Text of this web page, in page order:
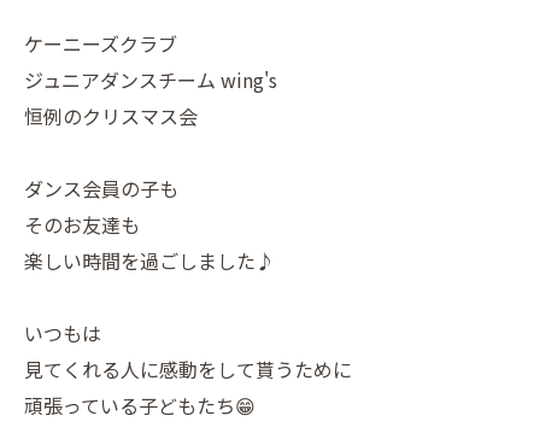
ケーニーズクラブ
ジュニアダンスチーム wing's
恒例のクリスマス会
ダンス会員の子も
そのお友達も
楽しい時間を過ごしました♪
いつもは
見てくれる人に感動をして貰うために
頑張っている子どもたち😁